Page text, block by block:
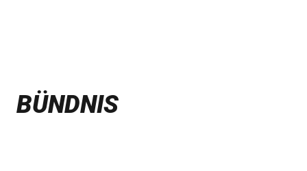
BÜNDNIS